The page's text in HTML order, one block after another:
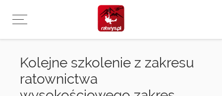
Kolejne szkolenie z zakresu
ratownictwa